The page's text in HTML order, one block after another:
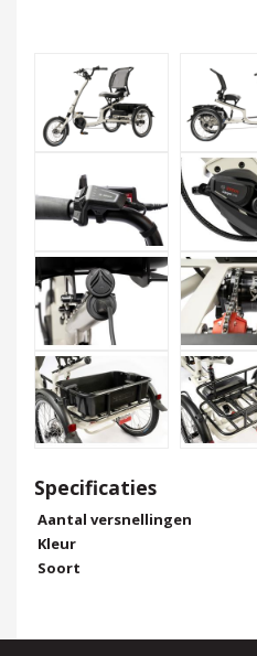
Specificaties
Aantal versnellingen
Kleur
Soort